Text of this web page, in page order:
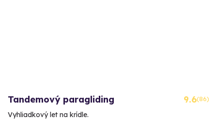
Tandemový paragliding 9.6(86)
Vyhliadkový let na krídle.